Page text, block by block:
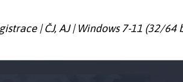
| ČJ, AJ | Windows 7-11 (32/64